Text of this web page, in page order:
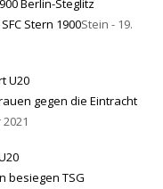
Stern 1900Stein - 19.
gegen die Eintracht
besiegen TSG